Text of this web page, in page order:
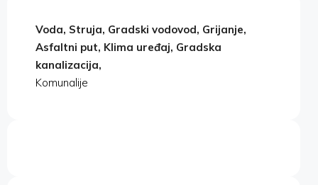
Voda, Struja, Gradski vodovod, Grijanje,
Asfaltni put, Klima uređaj, Gradska
kanalizacija,
Komunalije